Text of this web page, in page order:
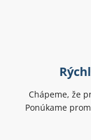
Chápeme, že
Ponúkame